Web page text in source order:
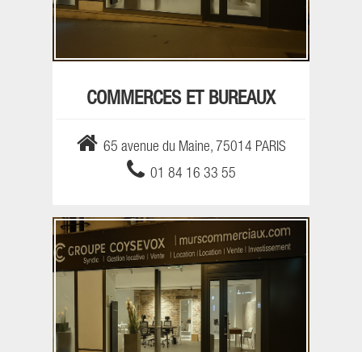
COMMERCES ET BUREAUX
65 avenue du Maine, 75014 PARIS
01 84 16 33 55